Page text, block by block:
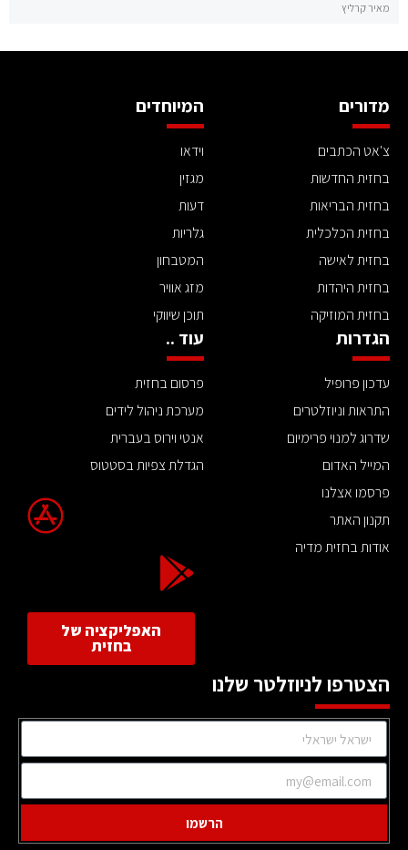
מאיר קרליץ
מדורים
צ'אט הכתבים
בחזית החדשות
בחזית הבריאות
בחזית הכלכלית
בחזית לאישה
בחזית היהדות
בחזית המוזיקה
המיוחדים
וידאו
מגזין
דעות
גלריות
המטבחון
מזג אוויר
תוכן שיווקי
הגדרות
עדכון פרופיל
התראות וניוזלטרים
שדרוג למנוי פרימיום
המייל האדום
פרסמו אצלנו
תקנון האתר
אודות בחזית מדיה
עוד ..
פרסום בחזית
מערכת ניהול לידים
אנטי וירוס בעברית
הגדלת צפיות בסטטוס
האפליקציה של
בחזית
הצטרפו לניוזלטר שלנו
הרשמו